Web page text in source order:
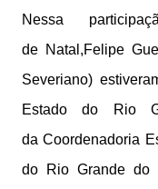
Nessa
de Natal,Felipe
Severiano)
Estado do Rio
daCoordenadoria
do Rio Grande do